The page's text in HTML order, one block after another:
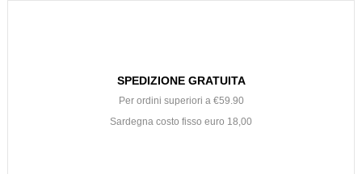
SPEDIZIONE GRATUITA
Per ordini superiori a €59.90
Sardegna costo fisso euro 18,00